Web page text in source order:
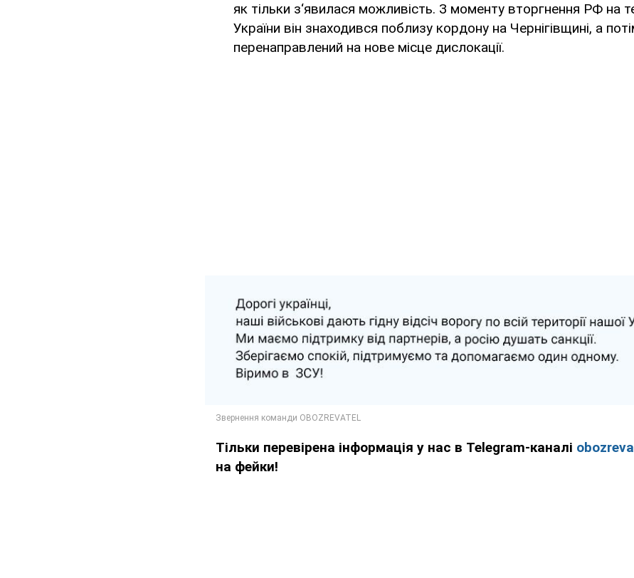
як тільки з‘явилася можливість. З моменту вторгнення РФ на
України він знаходився поблизу кордону на Чернігівщині, а
перенаправлений на нове місце дислокації.
Тільки перевірена інформація у нас в Telegram-каналі
на фейки!